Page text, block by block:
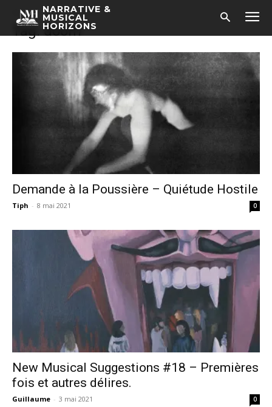
NARRATIVE &
MUSICAL
HORIZONS
Accueil Tags Doom
Tag: doom
Demande à la Poussière – Quiétude Hostile
Tiph - 8 mai 2021 0
New Musical Suggestions #18 – Premières
fois et autres délires.
Guillaume - 3 mai 2021 0